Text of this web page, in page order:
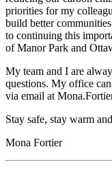
priorities for my
build better
to continuing this
of Manor Park and
My team and I are
questions. My office
via email at
Stay safe, stay warm
Mona Fortier